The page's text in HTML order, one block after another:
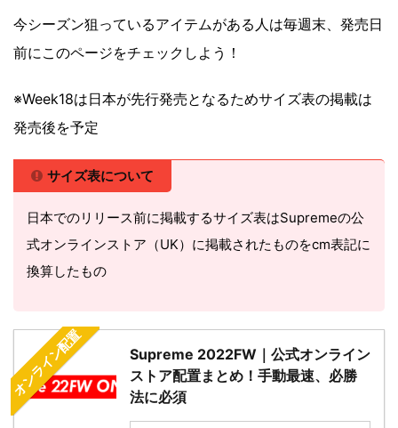
今シーズン狙っているアイテムがある人は毎週末、発売日
前にこのページをチェックしよう！
※Week18は日本が先行発売となるためサイズ表の掲載は
発売後を予定
サイズ表について
日本でのリリース前に掲載するサイズ表はSupremeの公
式オンラインストア（UK）に掲載されたものをcm表記に
換算したもの
オンライン配置
Supreme 2022FW｜公式オンライン
ストア配置まとめ！手動最速、必勝
法に必須